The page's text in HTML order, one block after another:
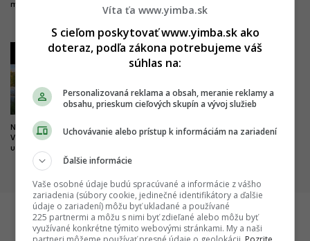
mestom, buduje nový kampus
Bratislavy do Komárna sa má
modernizovať, zvýši sa jej
Nová pýcha mesta kultúry.
Výnimočný park čoskoro doplní
unikátny most
4
Dobré správy z najväčších
nemocníc. Výstavba veľkých
Startitup
Víta ťa www.yimba.sk
S cieľom poskytovať www.yimba.sk ako
doteraz, podľa zákona potrebujeme váš
súhlas na:
Personalizovaná reklama a obsah, meranie reklamy a
obsahu, prieskum cieľových skupín a vývoj služieb
Uchovávanie alebo prístup k informáciám na zariadení
Ďalšie informácie
Vaše osobné údaje budú spracúvané a informácie z vášho
zariadenia (súbory cookie, jedinečné identifikátory a ďalšie
údaje o zariadení) môžu byť ukladané a používané
225 partnermi a môžu s nimi byť zdieľané alebo môžu byť
využívané konkrétne týmito webovými stránkami. My a naši